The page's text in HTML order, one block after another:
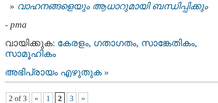
വാഹനങ്ങളെയും ആധാറുമായി ബന്ധിപ്പിക്കും
- pma
വായിക്കുക: കേരളം, ഗതാഗതം, സാങ്കേതികം,
സാമൂഹികം
അഭിപ്രായം എഴുതുക »
2 of 3 « 1 2 3 »